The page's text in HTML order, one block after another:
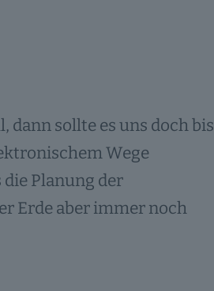
dann sollte es uns doch bis
Wege
die Planung der
Erde aber immer noch